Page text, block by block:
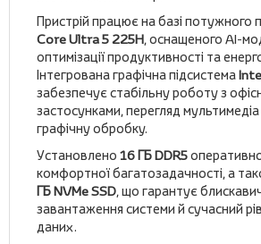
Пристрій працює на базі потужного
Core Ultra 5 225H, оснащеного AI-
оптимізації продуктивності та
Інтегрована графічна підсистема
забезпечує стабільну роботу з
застосунками, перегляд мультимедіа
графічну обробку.
Установлено 16 ГБ DDR5
комфортної багатозадачності, а
ГБ NVMe SSD, що гарантує
завантаження системи й сучасний
даних.